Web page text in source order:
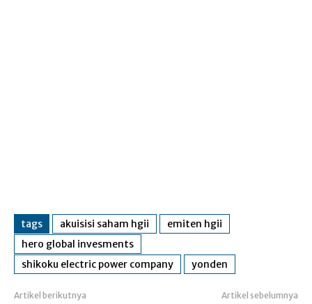
tags akuisisi saham hgii
emiten hgii
hero global invesments
shikoku electric power company
yonden
Artikel berikutnya
Artikel sebelumnya